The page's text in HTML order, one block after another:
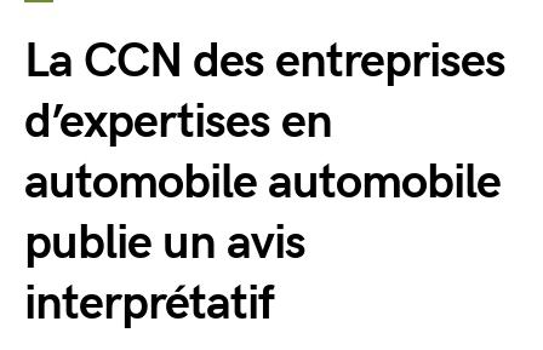
La CCN des entreprises
d’expertises en
automobile automobile
publie un avis
interprétatif